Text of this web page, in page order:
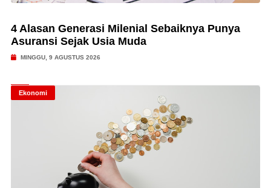
4 Alasan Generasi Milenial Sebaiknya Punya
Asuransi Sejak Usia Muda
MINGGU, 9 AGUSTUS 2026
Ekonomi